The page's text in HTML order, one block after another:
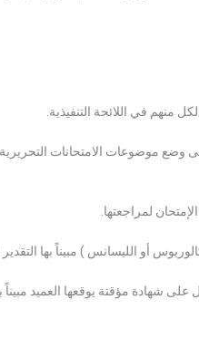
منهم في اللائحة التنفيذية.
وضع موضوعات الامتحانات
لمراجعتها.
أو الليسانس ) مبيناً بها التقدير
شهادة مؤقتة يوقعها العميد مبيناً